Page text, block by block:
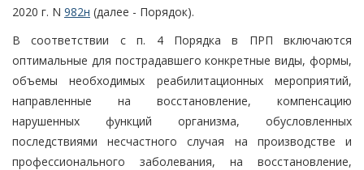
2020 г. N 982н (далее - Порядок).
В соответствии с п. 4 Порядка в ПРП включаются
оптимальные для пострадавшего конкретные виды, формы,
объемы необходимых реабилитационных мероприятий,
направленные на восстановление, компенсацию
нарушенных функций организма, обусловленных
последствиями несчастного случая на производстве и
профессионального заболевания, на восстановление,